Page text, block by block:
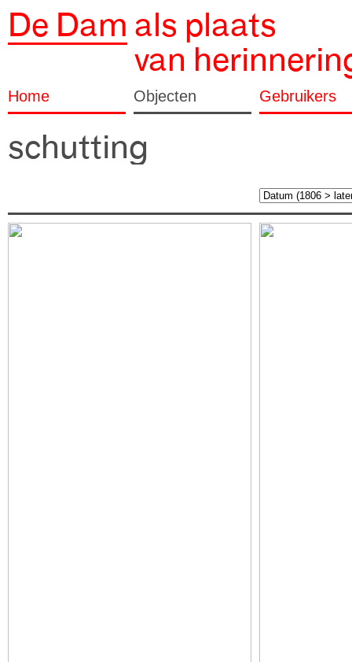
De Dam als plaats
van
Home Objecten Gebruikers
schutting